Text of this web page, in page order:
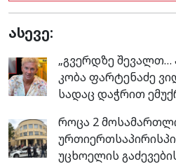
ასევე:
„გვერდზე შევალთ…
კობა ფარტენაძე
სადაც დაჭრით
როცა 2
უცხოელის